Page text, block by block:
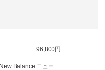
96,800円
New Balance ニュー...